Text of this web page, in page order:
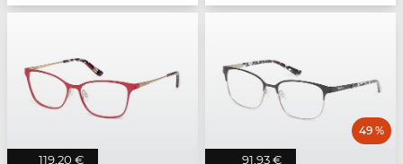
119,20 € 91,93 €
49 %